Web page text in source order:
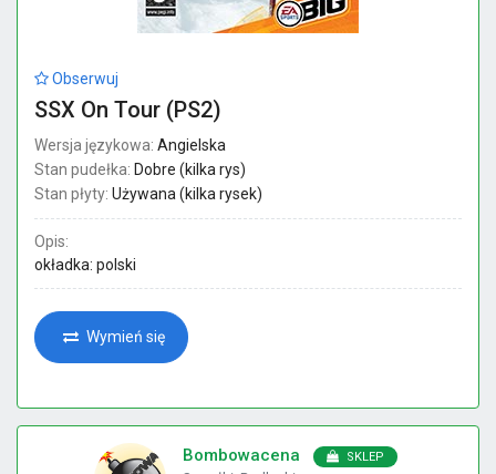
Obserwuj
SSX On Tour (PS2)
Wersja językowa: Angielska
Stan pudełka: Dobre (kilka rys)
Stan płyty: Używana (kilka rysek)
Opis:
okładka: polski
Wymień się
Bombowacena SKLEP